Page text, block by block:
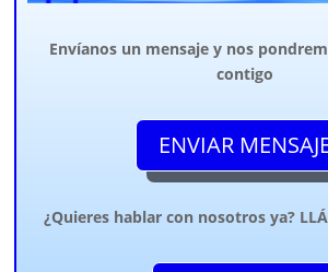
Envíanos un mensaje y nos
contigo
ENVIAR
¿Quieres hablar con nosotros ya?